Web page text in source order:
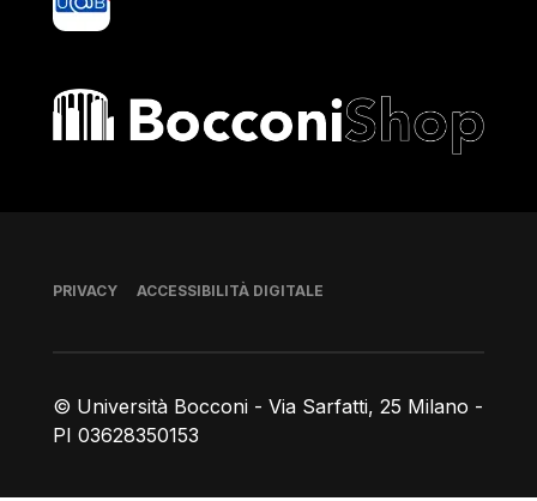
Bocconi shop
© Università Bocconi - Via Sarfatti, 25 Milano -
PI 03628350153
Piè di pagina
PRIVACY ACCESSIBILITÀ DIGITALE